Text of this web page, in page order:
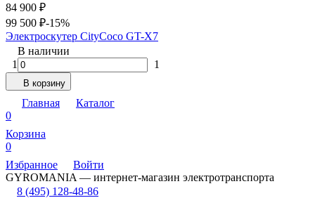
84 900 ₽
99 500 ₽-15%
Электроскутер CityCoco GT-X7
В наличии
1
1
В корзину
Главная
Каталог
0
Корзина
0
Избранное
Войти
GYROMANIA — интернет-магазин электротранспорта
8 (495) 128-48-86